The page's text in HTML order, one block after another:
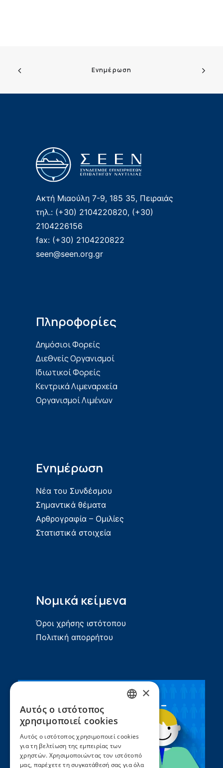
Ενημέρωση
Ακτή Μιαούλη 7-9, 185 35, Πειραιάς
τηλ.: (+30) 2104220820, (+30)
2104226156
fax: (+30) 2104220822
seen@seen.org.gr
Πληροφορίες
Δημόσιοι Φορείς
Διεθνείς Οργανισμοί
Ιδιωτικοί Φορείς
Κεντρικά Λιμεναρχεία
Οργανισμοί Λιμένων
Ενημέρωση
Νέα του Συνδέσμου
Σημαντικά θέματα
Αρθρογραφία – Ομιλίες
Στατιστικά στοιχεία
Νομικά κείμενα
Όροι χρήσης ιστότοπου
Πολιτική απορρήτου
Συνεργασία ΣEEN –
UNICEF
×
Αυτός ο ιστότοπος
χρησιμοποιεί cookies
Αυτός ο ιστότοπος χρησιμοποιεί cookies
για τη βελτίωση της εμπειρίας των
χρηστών. Χρησιμοποιώντας τον ιστότοπό
μας, παρέχετε τη συγκατάθεσή σας για όλα